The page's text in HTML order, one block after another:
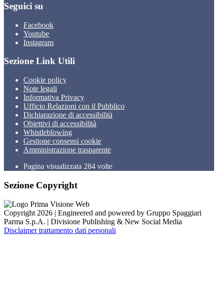
Seguici su
Facebook
Youtube
Instagram
Sezione Link Utili
Cookie policy
Note legali
Informativa Privacy
Ufficio Relazioni con il Pubblico
Dichiarazione di accessibilità
Obiettivi di accessibilità
Whistleblowing
Gestione consensi cookie
Amministrazione trasparente
Pagina visualizzata 284 volte
Sezione Copyright
Copyright 2026 | Engineered and powered by Gruppo Spaggiari
Parma S.p.A. | Divisione Publishing & New Social Media
Disclaimer trattamento dati personali